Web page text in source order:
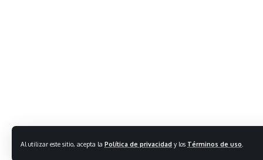
Al utilizar este sitio, acepta la Política de privacidad y los Términos de uso